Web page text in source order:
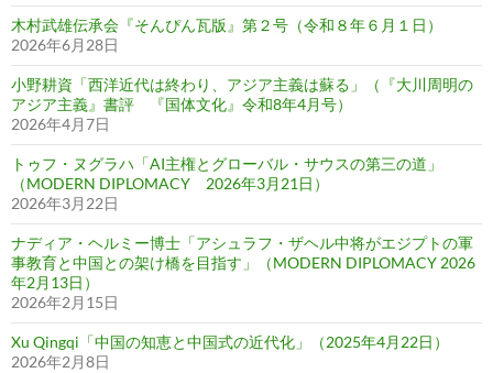
木村武雄伝承会『そんぴん瓦版』第２号（令和８年６月１日）
2026年6月28日
小野耕資「西洋近代は終わり、アジア主義は蘇る」（『大川周明の
アジア主義』書評 『国体文化』令和8年4月号）
2026年4月7日
トゥフ・ヌグラハ「AI主権とグローバル・サウスの第三の道」
（MODERN DIPLOMACY 2026年3月21日）
2026年3月22日
ナディア・ヘルミー博士「アシュラフ・ザヘル中将がエジプトの軍
事教育と中国との架け橋を目指す」（MODERN DIPLOMACY 2026
年2月13日）
2026年2月15日
Xu Qingqi「中国の知恵と中国式の近代化」（2025年4月22日）
2026年2月8日